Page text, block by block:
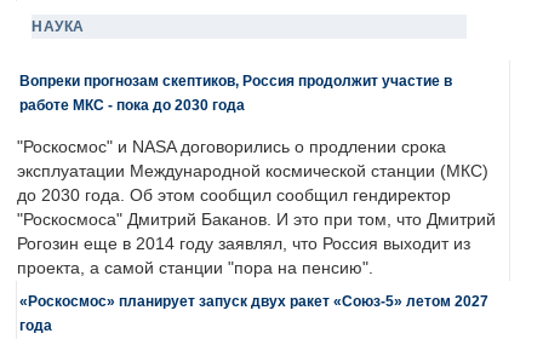
НАУКА
Вопреки прогнозам скептиков, Россия продолжит участие в
работе МКС - пока до 2030 года
"Роскосмос" и NASA договорились о продлении срока
эксплуатации Международной космической станции (МКС)
до 2030 года. Об этом сообщил сообщил гендиректор
"Роскосмоса" Дмитрий Баканов. И это при том, что Дмитрий
Рогозин еще в 2014 году заявлял, что Россия выходит из
проекта, а самой станции "пора на пенсию".
«Роскосмос» планирует запуск двух ракет «Союз-5» летом 2027
года